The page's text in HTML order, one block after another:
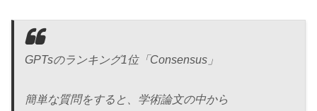
GPTsのランキング1位「Consensus」
簡単な質問をすると、学術論文の中から